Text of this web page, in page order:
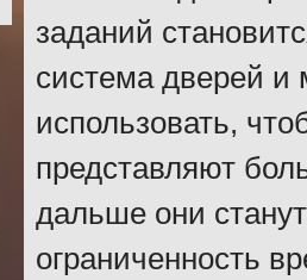
заданий
система дверей и
использовать,
представляют
дальше они
ограниченность